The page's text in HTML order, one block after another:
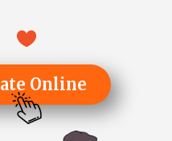
Online